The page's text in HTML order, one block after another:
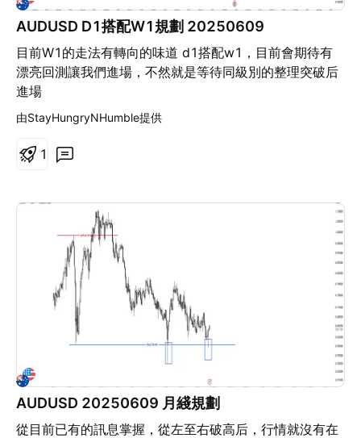
AUDUSD D1搭配W1規劃 20250609
目前W1的走法有轉向的味道 d1搭配w1，目前會期待有
漂亮回測讓我們進場，不然就是等待同級別的整理突破后
進場
由StayHungryNHumble提供
1
AUDUSD 20250609 月綫規劃
從目前已有的訊息掌握，從左至右破高后，行情就沒有在